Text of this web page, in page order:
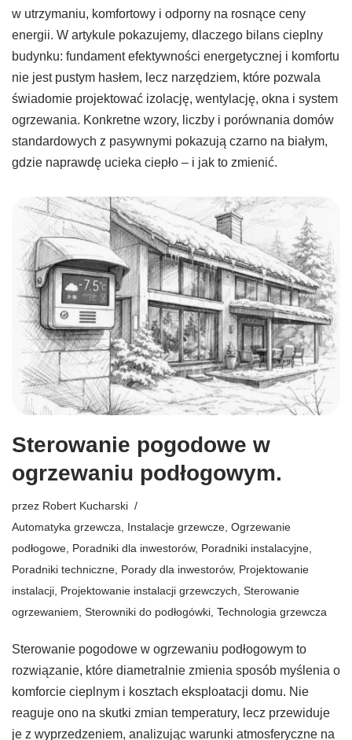
w utrzymaniu, komfortowy i odporny na rosnące ceny
energii. W artykule pokazujemy, dlaczego bilans cieplny
budynku: fundament efektywności energetycznej i komfortu
nie jest pustym hasłem, lecz narzędziem, które pozwala
świadomie projektować izolację, wentylację, okna i system
ogrzewania. Konkretne wzory, liczby i porównania domów
standardowych z pasywnymi pokazują czarno na białym,
gdzie naprawdę ucieka ciepło – i jak to zmienić.
Sterowanie pogodowe w
ogrzewaniu podłogowym.
przez Robert Kucharski
Automatyka grzewcza, Instalacje grzewcze, Ogrzewanie
podłogowe, Poradniki dla inwestorów, Poradniki instalacyjne,
Poradniki techniczne, Porady dla inwestorów, Projektowanie
instalacji, Projektowanie instalacji grzewczych, Sterowanie
ogrzewaniem, Sterowniki do podłogówki, Technologia grzewcza
Sterowanie pogodowe w ogrzewaniu podłogowym to
rozwiązanie, które diametralnie zmienia sposób myślenia o
komforcie cieplnym i kosztach eksploatacji domu. Nie
reaguje ono na skutki zmian temperatury, lecz przewiduje
je z wyprzedzeniem, analizując warunki atmosferyczne na